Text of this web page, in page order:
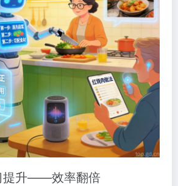
提升——效率翻倍